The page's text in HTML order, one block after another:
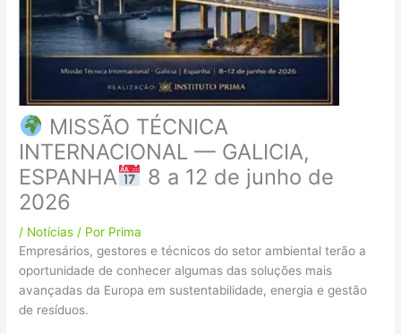
MISSÃO TÉCNICA
INTERNACIONAL — GALICIA,
ESPANHA
8 a 12 de junho de
2026
/ Notícias / Por Prima
Empresários, gestores e técnicos do setor ambiental terão a
oportunidade de conhecer algumas das soluções mais
avançadas da Europa em sustentabilidade, energia e gestão
de resíduos.